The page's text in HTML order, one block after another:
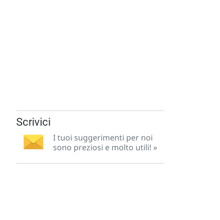
Scrivici
I tuoi suggerimenti per noi
sono preziosi e molto utili! »